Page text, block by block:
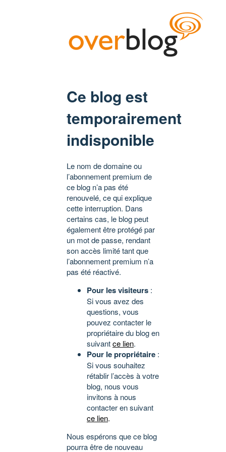
Ce blog est
temporairement
indisponible
Le nom de domaine ou
l’abonnement premium de
ce blog n’a pas été
renouvelé, ce qui explique
cette interruption. Dans
certains cas, le blog peut
également être protégé par
un mot de passe, rendant
son accès limité tant que
l’abonnement premium n’a
pas été réactivé.
Pour les visiteurs :
Si vous avez des
questions, vous
pouvez contacter le
propriétaire du blog en
suivantce lien.
Pour le propriétaire :
Si vous souhaitez
rétablir l’accès à votre
blog, nous vous
invitons à nous
contacter en suivant
ce lien.
Nous espérons que ce blog
pourra être de nouveau